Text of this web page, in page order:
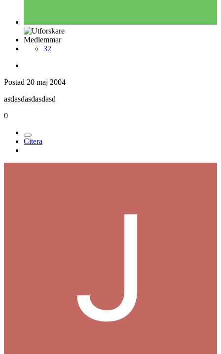
Medlemmar
32
Postad 20 maj 2004
asdasdasdasdasd
0
Citera